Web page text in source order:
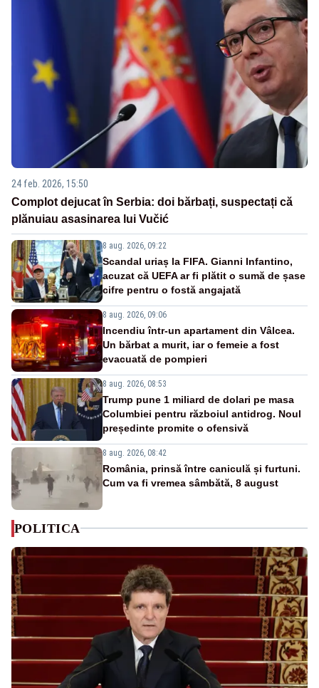
24 feb. 2026, 15:50
Complot dejucat în Serbia: doi bărbați, suspectați că
plănuiau asasinarea lui Vučić
8 aug. 2026, 09:22
Scandal uriaș la FIFA. Gianni Infantino,
acuzat că UEFA ar fi plătit o sumă de șase
cifre pentru o fostă angajată
8 aug. 2026, 09:06
Incendiu într-un apartament din Vâlcea.
Un bărbat a murit, iar o femeie a fost
evacuată de pompieri
8 aug. 2026, 08:53
Trump pune 1 miliard de dolari pe masa
Columbiei pentru războiul antidrog. Noul
președinte promite o ofensivă
8 aug. 2026, 08:42
România, prinsă între caniculă și furtuni.
Cum va fi vremea sâmbătă, 8 august
POLITICA